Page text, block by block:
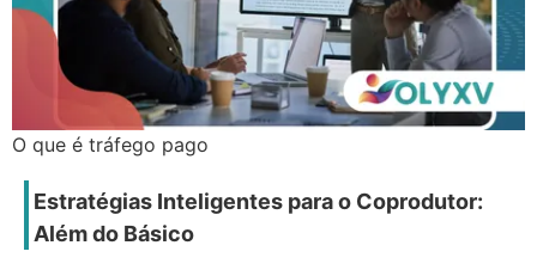
O que é tráfego pago
Estratégias Inteligentes para o Coprodutor:
Além do Básico